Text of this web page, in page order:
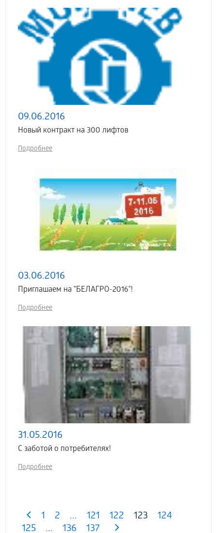
09.06.2016
Новый контракт на 300 лифтов
Подробнее
03.06.2016
Приглашаем на "БЕЛАГРО-2016"!
Подробнее
31.05.2016
С заботой о потребителях!
Подробнее
1 2 ... 121 122 123
124
125
... 136 137